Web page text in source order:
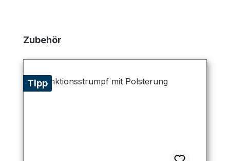
Produktgalerie überspringen
Zubehör
Tipp